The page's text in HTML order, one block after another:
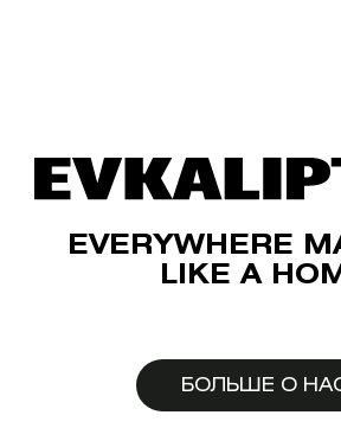
EVERYWHERE
LIKE A
БОЛЬШЕ О